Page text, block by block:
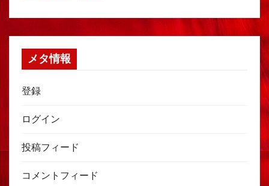
メタ情報
登録
ログイン
投稿フィード
コメントフィード